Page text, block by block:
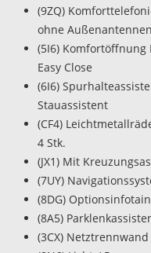
(9ZQ)
ohne
(5I6) Komfortöffnung
Easy Close
(6I6)
Stauassistent
(CF4)
4 Stk.
(JX1) Mit
(7UY)
(8DG)
(8A5)
(3CX) Netztrennwand